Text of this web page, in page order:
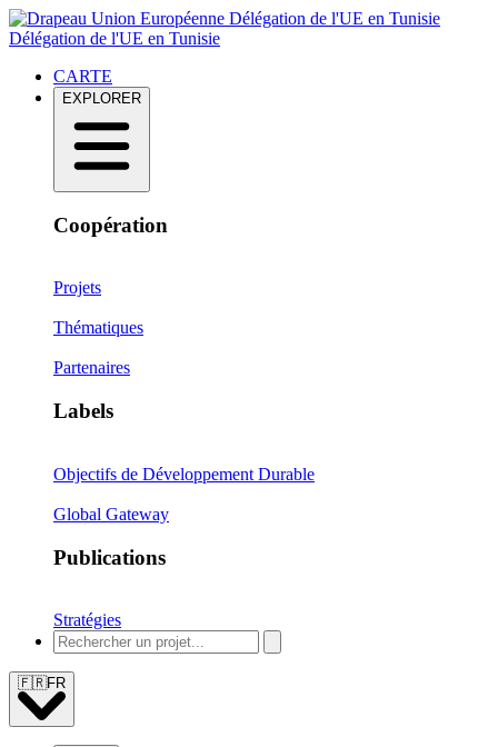
Délégation de l'UE en Tunisie
Délégation de l'UE en Tunisie
CARTE
EXPLORER
Coopération
Projets
Thématiques
Partenaires
Labels
Objectifs de Développement Durable
Global Gateway
Publications
Stratégies
🇫🇷FR